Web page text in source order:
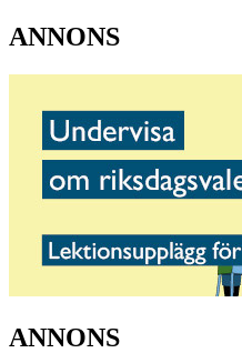
ANNONS
ANNONS